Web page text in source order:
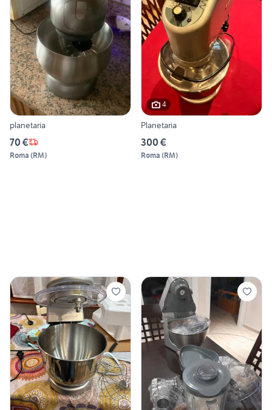
planetaria
70 €
Roma (RM)
4
Planetaria
300 €
Roma (RM)